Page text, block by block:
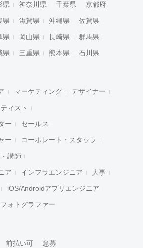
県 神奈川県 千葉県 京都府
県 滋賀県 沖縄県 佐賀県
県 岡山県 長崎県 群馬県
県 三重県 熊本県 石川県
マーケティング デザイナー
ィスト
ー セールス
ー コーポレート・スタッフ
講師
ア インフラエンジニア 人事
iOS/Androidアプリエンジニア
フォトグラファー
前払い可 急募